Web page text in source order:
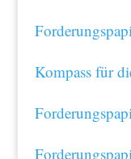
Kompass für